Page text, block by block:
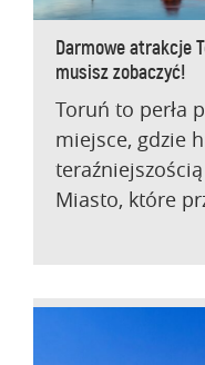
Darmowe atrakcje
musisz zobaczyć!
Toruń to perła
miejsce, gdzie
Miasto, które